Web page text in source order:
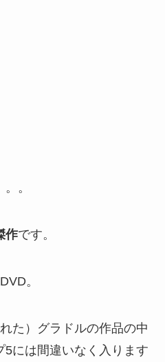
。
作です。
。
た）グラドルの作品の中
5には間違いなく入ります